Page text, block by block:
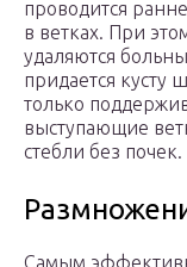
проводится
в ветках. При
удаляются
придается кусту
только
выступающие
стебли без почек.
Самым